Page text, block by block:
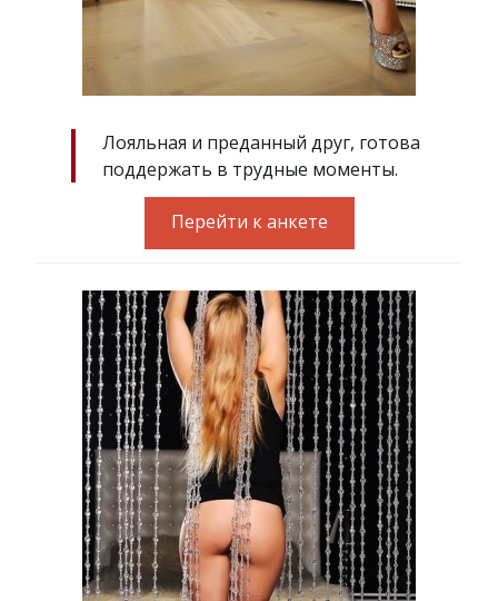
Лояльная и преданный друг, готова
поддержать в трудные моменты.
Перейти к анкете